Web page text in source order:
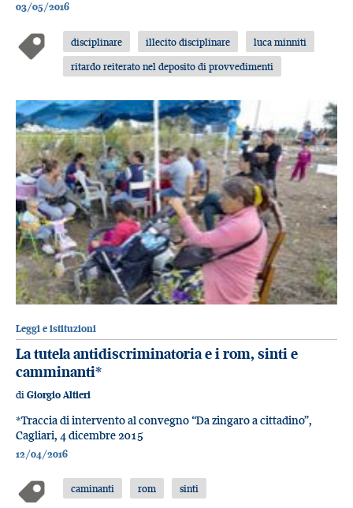
03/05/2016
disciplinare illecito disciplinare
luca minniti
ritardo reiterato nel deposito di provvedimenti
Leggi e istituzioni
La tutela antidiscriminatoria e i rom, sinti e
camminanti*
di Giorgio Altieri
*Traccia di intervento al convegno “Da zingaro a cittadino”,
Cagliari, 4 dicembre 2015
12/04/2016
caminanti rom sinti